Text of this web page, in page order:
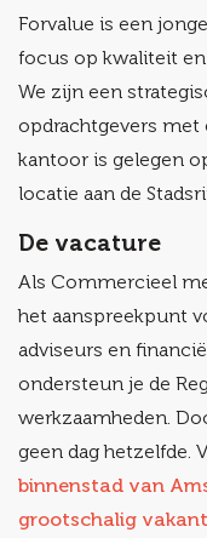
Forvalue is een
focus op kwaliteit
We zijn een
opdrachtgevers met
kantoor is gelegen
locatie aan de
De vacature
Als Commercieel
het aanspreekpunt
adviseurs en
ondersteun je de
werkzaamheden.
geen dag hetzelfde.
binnenstad van
grootschalig